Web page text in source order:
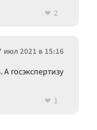
2
июл 2021 в 15:16
госэкспертизу
1